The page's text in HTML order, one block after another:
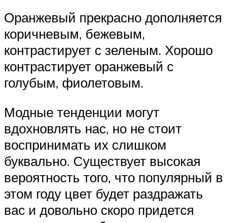
Оранжевый прекрасно дополняется
коричневым, бежевым,
контрастирует с зеленым. Хорошо
контрастирует оранжевый с
голубым, фиолетовым.
Модные тенденции могут
вдохновлять нас, но не стоит
воспринимать их слишком
буквально. Существует высокая
вероятность того, что популярный в
этом году цвет будет раздражать
вас и довольно скоро придется